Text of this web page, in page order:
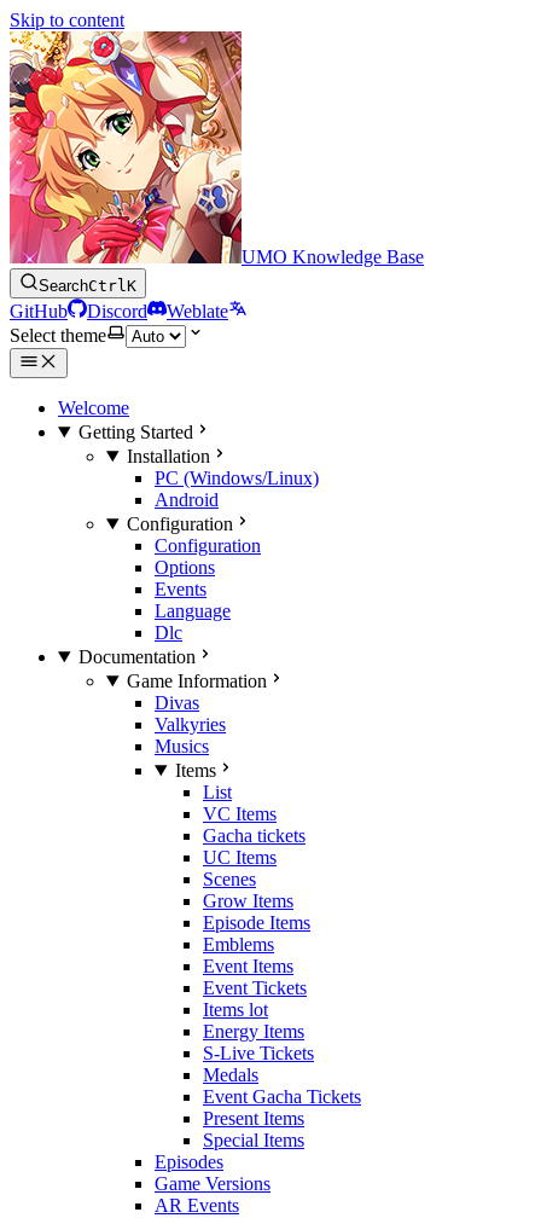
Skip to content
UMO Knowledge Base
SearchCtrlK
GitHub Discord
Weblate
Select theme
Welcome
Getting Started
Installation
PC (Windows/Linux)
Android
Configuration
Configuration
Options
Events
Language
Dlc
Documentation
Game Information
Divas
Valkyries
Musics
Items
List
VC Items
Gacha tickets
UC Items
Scenes
Grow Items
Episode Items
Emblems
Event Items
Event Tickets
Items lot
Energy Items
S-Live Tickets
Medals
Event Gacha Tickets
Present Items
Special Items
Episodes
Game Versions
AR Events